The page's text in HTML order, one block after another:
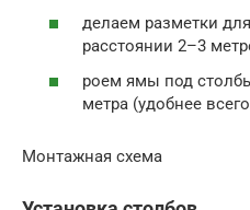
делаем разметки
расстоянии 2–3
роем ямы под
метра (удобнее
Монтажная схема